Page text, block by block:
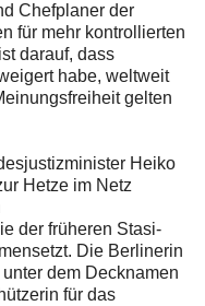
Chefplaner der
für mehr kontrollierten
darauf, dass
habe, weltweit
gelten
Heiko
Hetze im Netz
der früheren Stasi-
Die Berlinerin
dem Decknamen
für das